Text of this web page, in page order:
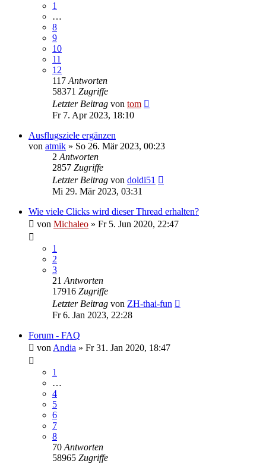
1
…
8
9
10
11
12
117Antworten
58371 Zugriffe
Letzter Beitrag von tom
Fr 7. Apr 2023, 18:10
Ausflugsziele ergänzen
von atmik » So 26. Mär 2023, 00:23
2Antworten
2857 Zugriffe
Letzter Beitrag von doldi51
Mi 29. Mär 2023, 03:31
Wie viele Clicks wird dieser Thread erhalten?
von Michaleo » Fr 5. Jun 2020, 22:47
1
2
3
21Antworten
17916 Zugriffe
Letzter Beitrag von ZH-thai-fun
Fr 6. Jan 2023, 22:28
Forum - FAQ
vonAndia » Fr 31. Jan 2020, 18:47
1
…
4
5
6
7
8
70Antworten
58965 Zugriffe